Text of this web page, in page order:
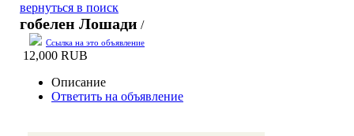
вернуться в поиск
гобелен Лошади /
Ссылка на это объявление
12,000 RUB
Описание
Ответить на объявление